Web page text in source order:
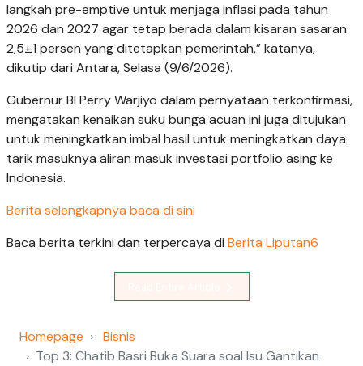
langkah pre-emptive untuk menjaga inflasi pada tahun
2026 dan 2027 agar tetap berada dalam kisaran sasaran
2,5±1 persen yang ditetapkan pemerintah,” katanya,
dikutip dari Antara, Selasa (9/6/2026).
Gubernur BI Perry Warjiyo dalam pernyataan terkonfirmasi,
mengatakan kenaikan suku bunga acuan ini juga ditujukan
untuk meningkatkan imbal hasil untuk meningkatkan daya
tarik masuknya aliran masuk investasi portfolio asing ke
Indonesia.
Berita selengkapnya baca di sini
Baca berita terkini dan terpercaya di Berita Liputan6
Homepage
Bisnis
Top 3: Chatib Basri Buka Suara soal Isu Gantikan